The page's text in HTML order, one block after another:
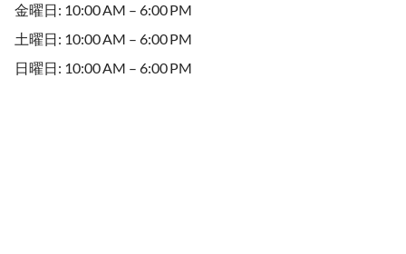
金曜日: 10:00 AM – 6:00 PM
土曜日: 10:00 AM – 6:00 PM
日曜日: 10:00 AM – 6:00 PM